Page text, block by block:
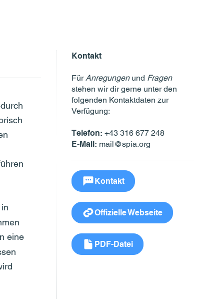
eine
Kontakt
FürAnregungenund Fragen
stehen wir dir gerne unter den
folgenden Kontaktdaten zur
Verfügung:
Telefon:+43 316 677 248
E-Mail: mail@spia.org
Kontakt
Offizielle Webseite
PDF-Datei